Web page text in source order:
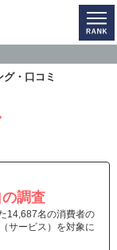
グ・口コミ
調査
14,687名の消費者の
サービス）を対象に